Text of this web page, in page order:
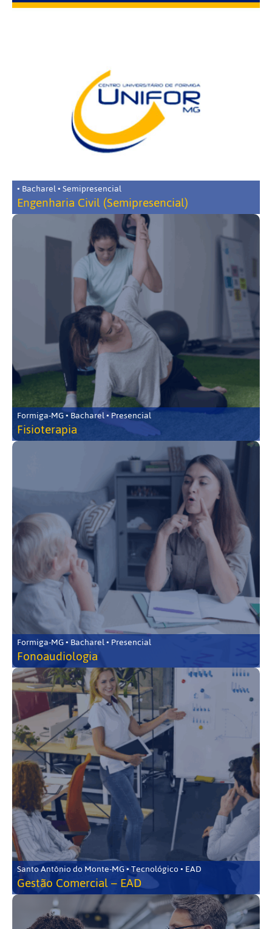
• Bacharel • Semipresencial
Engenharia Civil (Semipresencial)
Formiga-MG • Bacharel • Presencial
Fisioterapia
Formiga-MG • Bacharel • Presencial
Fonoaudiologia
Santo Antônio do Monte-MG • Tecnológico • EAD
Gestão Comercial – EAD